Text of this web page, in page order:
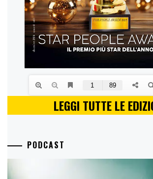
LEGGI TUTTE LE
PODCAST